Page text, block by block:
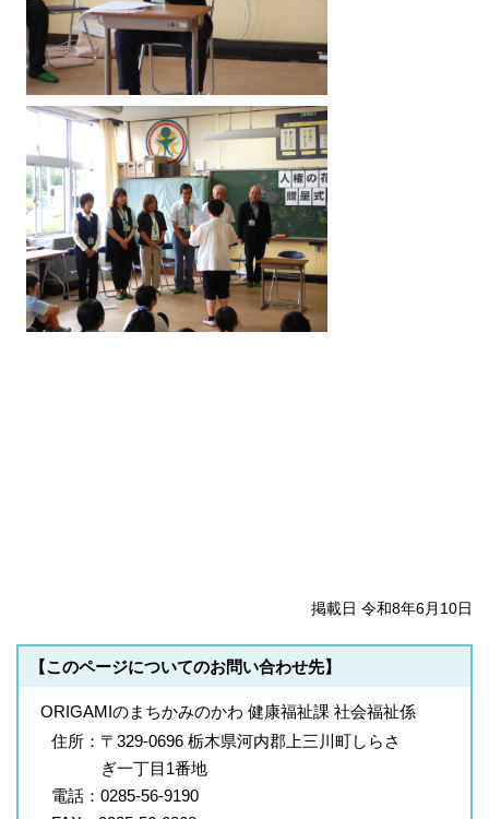
掲載日 令和8年6月10日
【このページについてのお問い合わせ先】
ORIGAMIのまちかみのかわ 健康福祉課 社会福祉係
住所： 〒329-0696 栃木県河内郡上三川町しらさ
ぎ一丁目1番地
電話： 0285-56-9190